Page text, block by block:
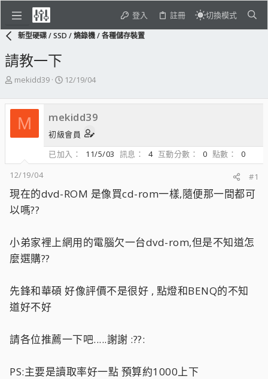
登入 註冊 切換模式
新型硬碟 / SSD / 燒錄機 / 各種儲存裝置
請教一下
主
發
起
人
mekidd39
開
日
期
12/19/04
M mekidd39
初級會員
已加入
11/5/03 訊息 4 互動分數 0 點數
0
12/19/04
#1
現在的dvd-ROM 是像買cd-rom一樣,隨便那一間都可
以嗎??
小弟家裡上網用的電腦欠一台dvd-rom,但是不知道怎
麼選購??
先鋒和華碩 好像評價不是很好 , 點燈和BENQ的不知
道好不好
請各位推薦一下吧.....謝謝 :??:
PS:主要是讀取率好一點 預算約1000上下